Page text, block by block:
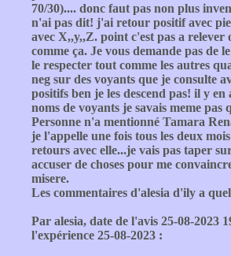
70/30).... donc faut pas non plus
n'ai pas dit! j'ai retour positif avec
avec X,,y,,Z. point c'est pas a relever
comme ça. Je vous demande pas de
le respecter tout comme les autres
neg sur des voyants que je consulte
positifs ben je les descend pas! il y en
noms de voyants je savais meme
Personne n'a mentionné Tamara
je l'appelle une fois tous les deux
retours avec elle...je vais pas taper
accuser de choses pour me
misere.
Les commentaires d'alesia d'ily a
Par alesia, date de l'avis 25-08-2023
l'expérience 25-08-2023 :